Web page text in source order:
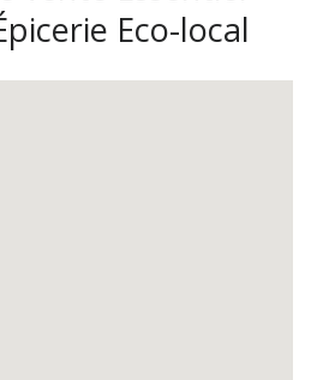
Eco-local